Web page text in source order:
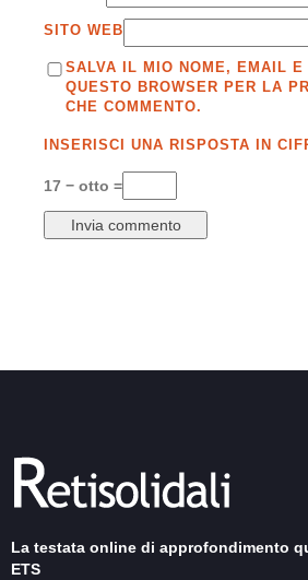
SITO WEB
SALVA IL MIO NOME, EMAIL E
QUESTO BROWSER PER LA
CHE COMMENTO.
INSERISCI UNA RISPOSTA IN
17 − otto =
La testata online di approfondimento
ETS